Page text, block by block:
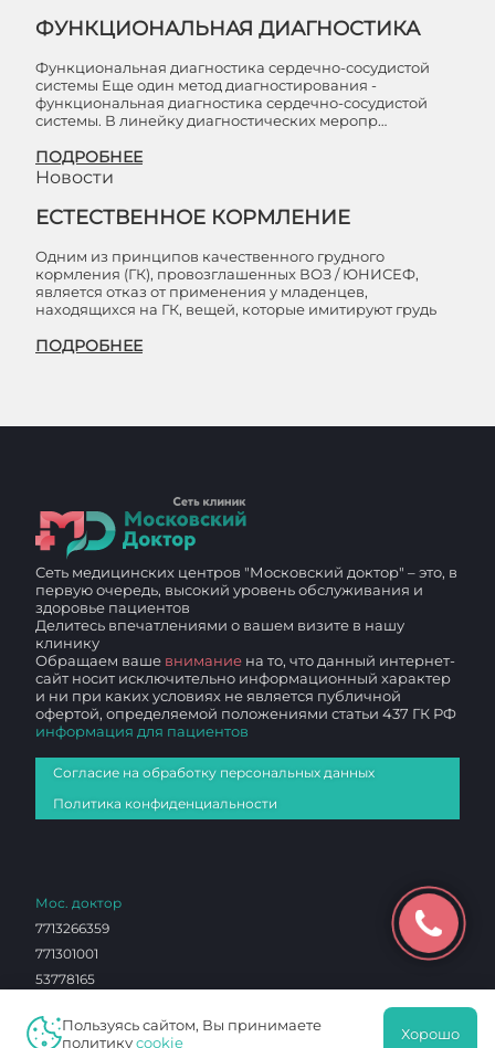
ФУНКЦИОНАЛЬНАЯ ДИАГНОСТИКА
Функциональная диагностика сердечно-сосудистой
системы Еще один метод диагностирования -
функциональная диагностика сердечно-сосудистой
системы. В линейку диагностических меропр…
ПОДРОБНЕЕ
Новости
ЕСТЕСТВЕННОЕ КОРМЛЕНИЕ
Одним из принципов качественного грудного
кормления (ГК), провозглашенных ВОЗ / ЮНИСЕФ,
является отказ от применения у младенцев,
находящихся на ГК, вещей, которые имитируют грудь
ПОДРОБНЕЕ
Сеть медицинских центров "Московский доктор" – это, в
первую очередь, высокий уровень обслуживания и
здоровье пациентов
Делитесь впечатлениями о вашем визите в нашу
клинику
Обращаем ваше внимание на то, что данный интернет-
сайт носит исключительно информационный характер
и ни при каких условиях не является публичной
офертой, определяемой положениями статьи 437 ГК РФ
информация для пациентов
Согласие на обработку персональных данных
Политика конфиденциальности
Мос. доктор
7713266359
771301001
53778165
ЛО 77 01 012765
Пользуясь сайтом, Вы принимаете
политикуcookie Хорошо